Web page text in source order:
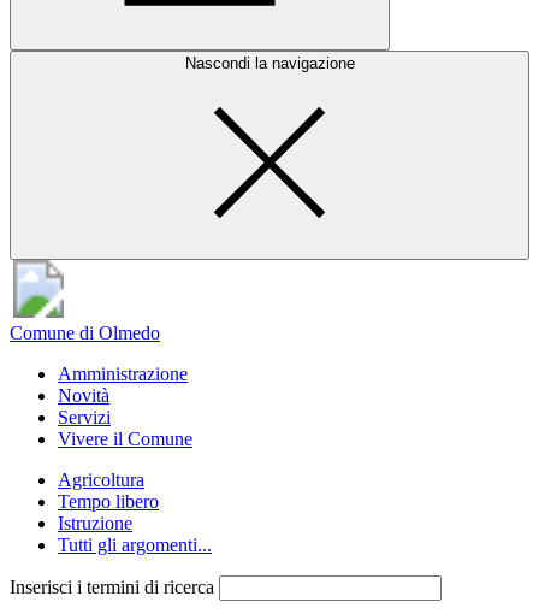
Nascondi la navigazione
Comune di Olmedo
Amministrazione
Novità
Servizi
Vivere il Comune
Agricoltura
Tempo libero
Istruzione
Tutti gli argomenti...
Inserisci i termini di ricerca